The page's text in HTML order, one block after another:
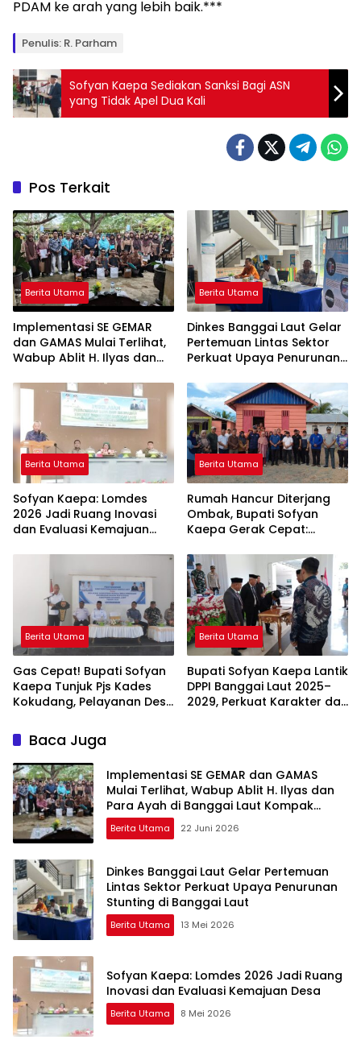
PDAM ke arah yang lebih baik.***
Penulis: R. Parham
Sofyan Kaepa Sediakan Sanksi Bagi ASN
yang Tidak Apel Dua Kali
Pos Terkait
Berita Utama
Implementasi SE GEMAR
dan GAMAS Mulai Terlihat,
Wabup Ablit H. Ilyas dan
Kompak Ambil Rapor Anak
Berita Utama
Dinkes Banggai Laut Gelar
Pertemuan Lintas Sektor
Perkuat Upaya Penurunan
Berita Utama
Sofyan Kaepa: Lomdes
2026 Jadi Ruang Inovasi
dan Evaluasi Kemajuan
Berita Utama
Rumah Hancur Diterjang
Ombak, Bupati Sofyan
Kaepa Gerak Cepat:
Diserahkan!
Berita Utama
Gas Cepat! Bupati Sofyan
Kaepa Tunjuk Pjs Kades
Kokudang, Pelayanan Desa
Berita Utama
Bupati Sofyan Kaepa Lantik
DPPI Banggai Laut 2025–
2029, Perkuat Karakter dan
Baca Juga
Implementasi SE GEMAR dan GAMAS
Mulai Terlihat, Wabup Ablit H. Ilyas dan
Para Ayah di Banggai Laut Kompak
Ambil Rapor Anak
Berita Utama 22 Juni 2026
Dinkes Banggai Laut Gelar Pertemuan
Lintas Sektor Perkuat Upaya Penurunan
Stunting di Banggai Laut
Berita Utama 13 Mei 2026
Sofyan Kaepa: Lomdes 2026 Jadi Ruang
Inovasi dan Evaluasi Kemajuan Desa
Berita Utama 8 Mei 2026